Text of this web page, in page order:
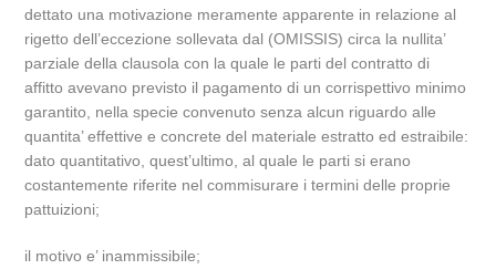
dettato una motivazione meramente apparente in relazione al
rigetto dell’eccezione sollevata dal (OMISSIS) circa la nullita’
parziale della clausola con la quale le parti del contratto di
affitto avevano previsto il pagamento di un corrispettivo minimo
garantito, nella specie convenuto senza alcun riguardo alle
quantita’ effettive e concrete del materiale estratto ed estraibile:
dato quantitativo, quest’ultimo, al quale le parti si erano
costantemente riferite nel commisurare i termini delle proprie
pattuizioni;
il motivo e’ inammissibile;